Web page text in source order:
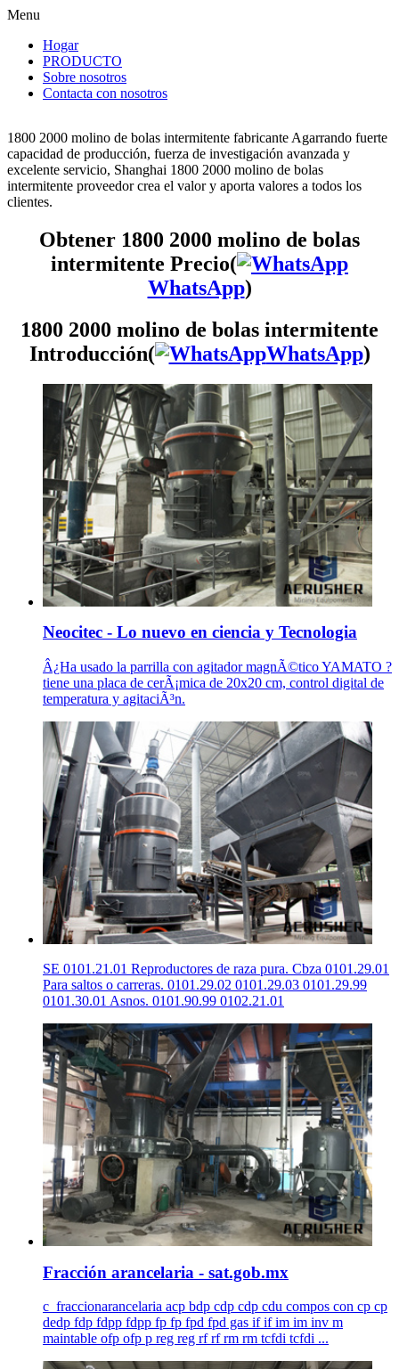
Menu
Hogar
PRODUCTO
Sobre nosotros
Contacta con nosotros
1800 2000 molino de bolas intermitente fabricante Agarrando fuerte
capacidad de producción, fuerza de investigación avanzada y
excelente servicio, Shanghai 1800 2000 molino de bolas
intermitente proveedor crea el valor y aporta valores a todos los
clientes.
Obtener 1800 2000 molino de bolas
intermitente Precio(
WhatsApp)
1800 2000 molino de bolas intermitente
Introducción(
WhatsApp)
Neocitec - Lo nuevo en ciencia y Tecnologia
Â¿Ha usado la parrilla con agitador magnÃ©tico YAMATO ?
tiene una placa de cerÃ¡mica de 20x20 cm, control digital de
temperatura y agitaciÃ³n.
SE 0101.21.01 Reproductores de raza pura. Cbza 0101.29.01
Para saltos o carreras. 0101.29.02 0101.29.03 0101.29.99
0101.30.01 Asnos. 0101.90.99 0102.21.01
Fracción arancelaria - sat.gob.mx
c_fraccionarancelaria acp bdp cdp cdp cdu compos con cp cp
dedp fdp fdpp fdpp fp fp fpd fpd gas if if im im inv m
maintable ofp ofp p reg reg rf rf rm rm tcfdi tcfdi ...